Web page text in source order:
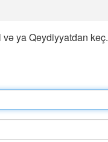
ya Qeydiyyatdan keç.